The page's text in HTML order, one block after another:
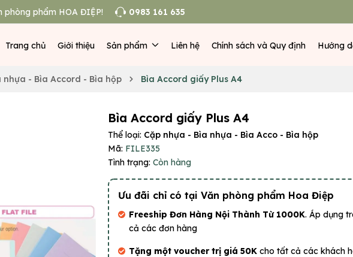
phòng phẩm HOA ĐIỆP! 0983 161 635
Trang chủ Giới thiệu Sản phẩm Liên hệ Chính sách và Quy định Hướng
nhựa - Bìa Accord - Bìa hộp Bìa Accord giấy Plus A4
Bìa Accord giấy Plus A4
Thể loại: Cặp nhựa - Bìa nhựa - Bìa Acco - Bìa hộp
Mã: FILE335
Tình trạng: Còn hàng
Ưu đãi chỉ có tại Văn phòng phẩm Hoa Điệp
Freeship Đơn Hàng Nội Thành Từ 1000K. Áp dụng
cả các đơn hàng
Tặng một voucher trị giá 50K cho tất cả các khách